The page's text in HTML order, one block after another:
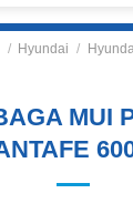
/ Hyundai /
MUI